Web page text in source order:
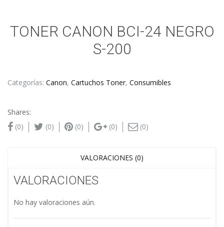
TONER CANON BCI-24 NEGRO
S-200
Categorías: Canon, Cartuchos Toner, Consumibles
Shares:
(0)
(0) (0) (0) (0)
VALORACIONES (0)
VALORACIONES
No hay valoraciones aún.